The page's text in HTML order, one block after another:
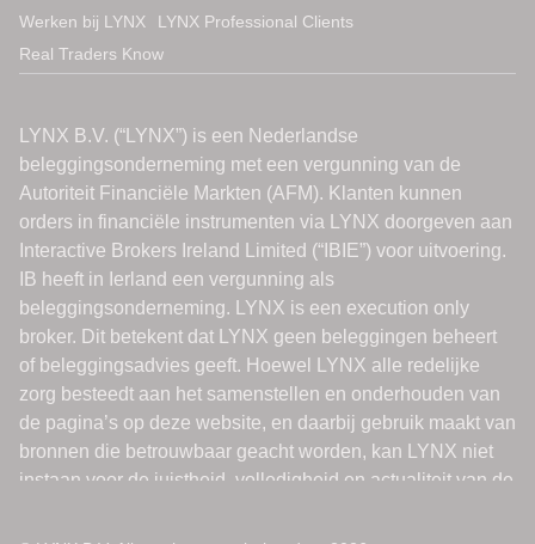
Werken bij LYNX
LYNX Professional Clients
Real Traders Know